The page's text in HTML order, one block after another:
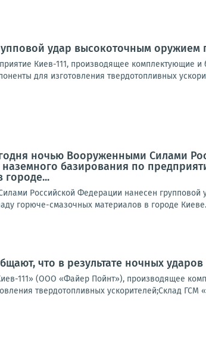
удар высокоточным оружием
Киев-111, производящее комплектующие
для изготовления твердотопливных
ночью Вооруженными Силами
базирования по
городе...
Российской Федерации нанесен
горюче-смазочных материалов в городе
что в результате ночных
111» (ООО «Файер Пойнт»), производящее
твердотопливных ускорителей;Склад ГСМ